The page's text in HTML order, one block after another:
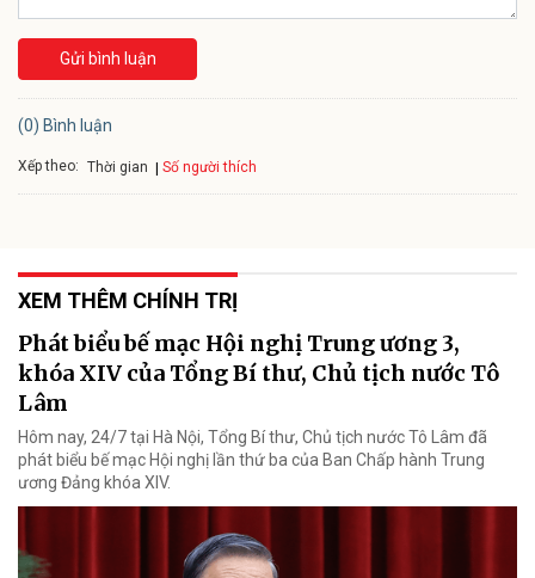
Gửi bình luận
(0) Bình luận
Xếp theo: Thời gian Số người thích
XEM THÊM CHÍNH TRỊ
Phát biểu bế mạc Hội nghị Trung ương 3,
khóa XIV của Tổng Bí thư, Chủ tịch nước Tô
Lâm
Hôm nay, 24/7 tại Hà Nội, Tổng Bí thư, Chủ tịch nước Tô Lâm đã
phát biểu bế mạc Hội nghị lần thứ ba của Ban Chấp hành Trung
ương Đảng khóa XIV.